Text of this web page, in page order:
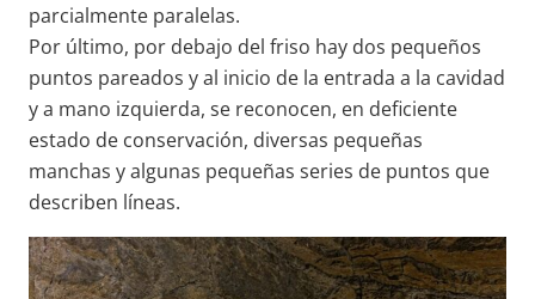
parcialmente paralelas.
Por último, por debajo del friso hay dos pequeños
puntos pareados y al inicio de la entrada a la cavidad
y a mano izquierda, se reconocen, en deficiente
estado de conservación, diversas pequeñas
manchas y algunas pequeñas series de puntos que
describen líneas.